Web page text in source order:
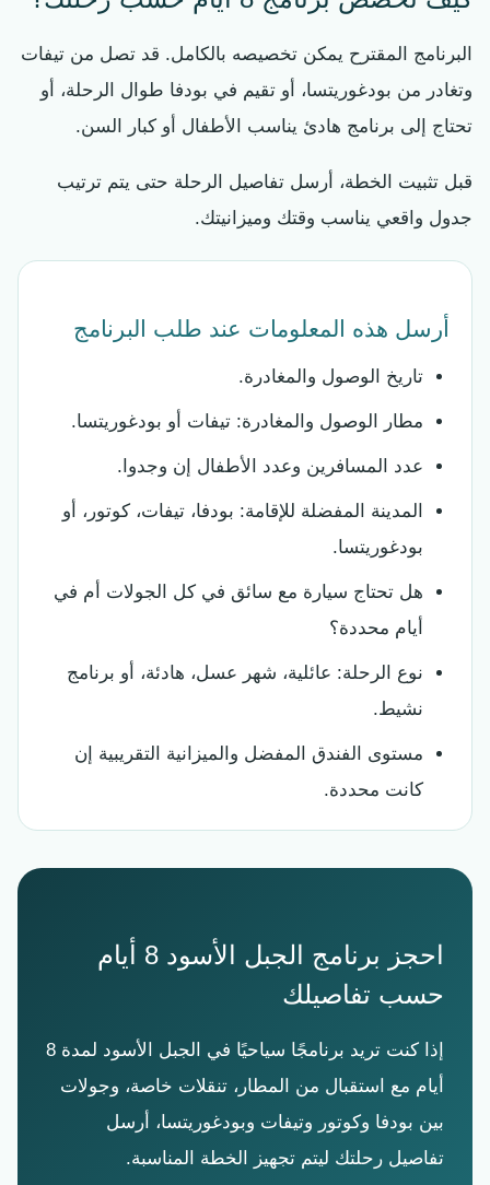
البرنامج المقترح يمكن تخصيصه بالكامل. قد تصل من تيفات
وتغادر من بودغوريتسا، أو تقيم في بودفا طوال الرحلة، أو
تحتاج إلى برنامج هادئ يناسب الأطفال أو كبار السن.
قبل تثبيت الخطة، أرسل تفاصيل الرحلة حتى يتم ترتيب
جدول واقعي يناسب وقتك وميزانيتك.
أرسل هذه المعلومات عند طلب البرنامج
تاريخ الوصول والمغادرة.
مطار الوصول والمغادرة: تيفات أو بودغوريتسا.
عدد المسافرين وعدد الأطفال إن وجدوا.
المدينة المفضلة للإقامة: بودفا، تيفات، كوتور، أو
بودغوريتسا.
هل تحتاج سيارة مع سائق في كل الجولات أم في
أيام محددة؟
نوع الرحلة: عائلية، شهر عسل، هادئة، أو برنامج
نشيط.
مستوى الفندق المفضل والميزانية التقريبية إن
كانت محددة.
احجز برنامج الجبل الأسود 8 أيام
حسب تفاصيلك
إذا كنت تريد برنامجًا سياحيًا في الجبل الأسود لمدة 8
أيام مع استقبال من المطار، تنقلات خاصة، وجولات
بين بودفا وكوتور وتيفات وبودغوريتسا، أرسل
تفاصيل رحلتك ليتم تجهيز الخطة المناسبة.